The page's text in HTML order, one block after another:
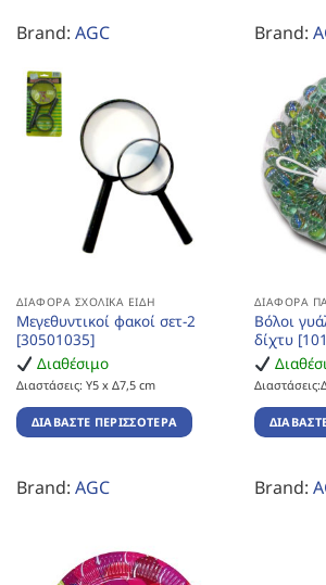
Brand: AGC Brand:
ΔΙΆΦΟΡΑ ΣΧΟΛΙΚΆ ΕΊΔΗ
Μεγεθυντικοί φακοί σετ-2
[30501035]
Διαθέσιμο
Διαστάσεις: Υ5 x Δ7,5 cm
ΔΙΑΒΆΣΤΕ ΠΕΡΙΣΣΌΤΕΡΑ
Brand: AGC
ΔΙΆΦΟΡΑ
Βόλοι
δίχτυ
Brand: